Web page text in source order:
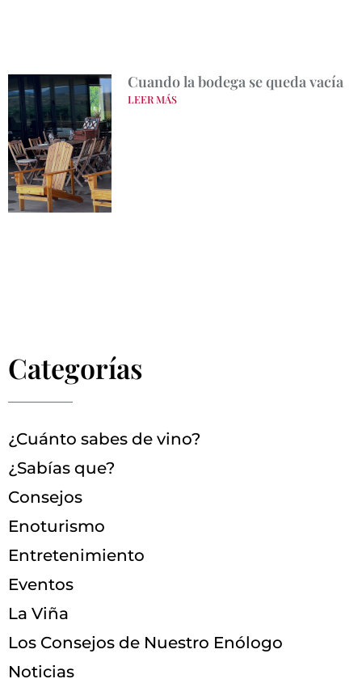
Cuando la bodega se queda vacía
LEER MÁS
Categorías
¿Cuánto sabes de vino?
¿Sabías que?
Consejos
Enoturismo
Entretenimiento
Eventos
La Viña
Los Consejos de Nuestro Enólogo
Noticias